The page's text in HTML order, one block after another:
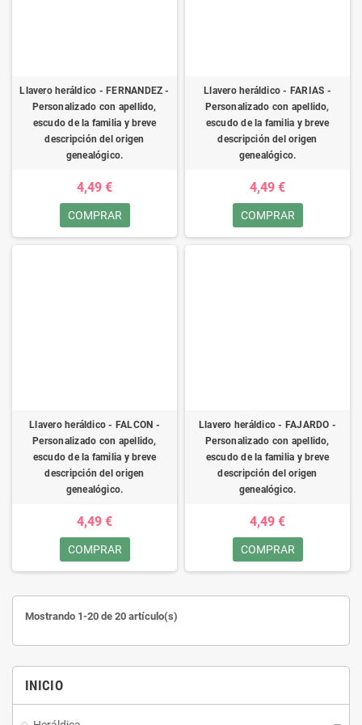
INICIO
Llavero heráldico - FERNANDEZ -
Personalizado con apellido,
escudo de la familia y breve
descripción del origen
genealógico.
4,49 €
COMPRAR
Llavero heráldico - FARIAS -
Personalizado con apellido,
escudo de la familia y breve
descripción del origen
genealógico.
4,49 €
COMPRAR
Llavero heráldico - FALCON -
Personalizado con apellido,
escudo de la familia y breve
descripción del origen
genealógico.
4,49 €
COMPRAR
Llavero heráldico - FAJARDO -
Personalizado con apellido,
escudo de la familia y breve
descripción del origen
genealógico.
4,49 €
COMPRAR
Mostrando 1-20 de 20 artículo(s)